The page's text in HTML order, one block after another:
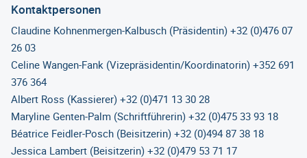
Kontaktpersonen
Claudine Kohnenmergen-Kalbusch (Präsidentin) +32 (0)476 07
26 03
Celine Wangen-Fank (Vizepräsidentin/Koordinatorin) +352 691
376 364
Albert Ross (Kassierer) +32 (0)471 13 30 28
Maryline Genten-Palm (Schriftführerin) +32 (0)475 33 93 18
Béatrice Feidler-Posch (Beisitzerin) +32 (0)494 87 38 18
Jessica Lambert (Beisitzerin) +32 (0)479 53 71 17